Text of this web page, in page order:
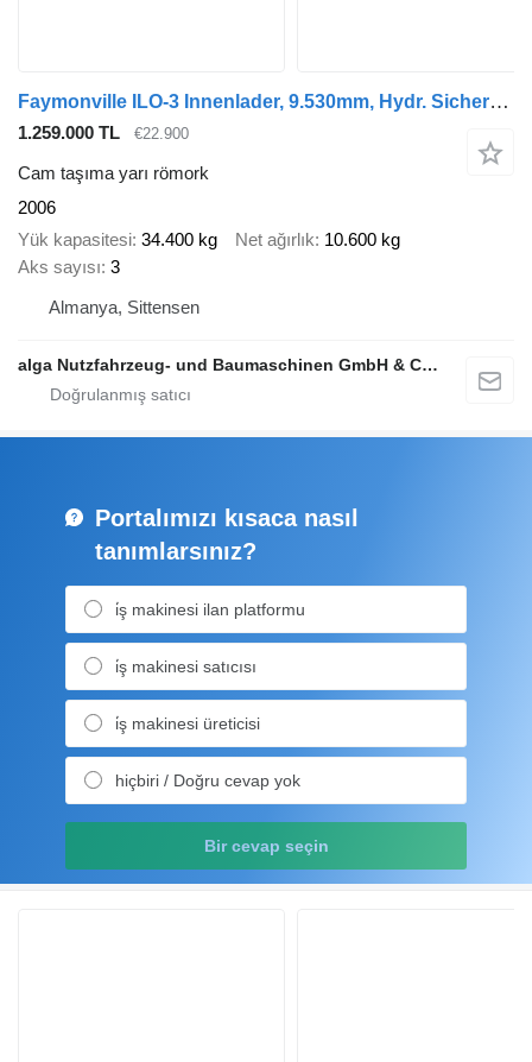
Faymonville ILO-3 Innenlader, 9.530mm, Hydr. Sicherung
1.259.000 TL €22.900
Cam taşıma yarı römork
2006
Yük kapasitesi 34.400 kg Net ağırlık 10.600 kg
Aks sayısı 3
Almanya, Sittensen
alga Nutzfahrzeug- und Baumaschinen GmbH & Co. KG
Portalımızı kısaca nasıl
tanımlarsınız?
i̇ş makinesi ilan platformu
i̇ş makinesi satıcısı
i̇ş makinesi üreticisi
hiçbiri / Doğru cevap yok
Bir cevap seçin